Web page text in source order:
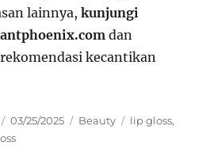
lainnya,kunjungi
dan
kecantikan
Posted
on
03/25/2025 Categories
Beauty Tags
lip gloss,